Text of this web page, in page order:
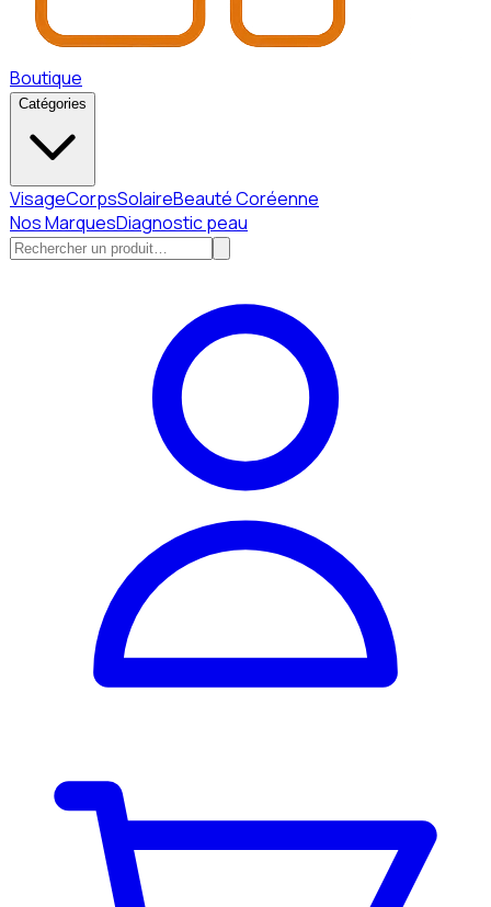
Boutique
Catégories
VisageCorpsSolaireBeauté Coréenne
Nos MarquesDiagnostic peau